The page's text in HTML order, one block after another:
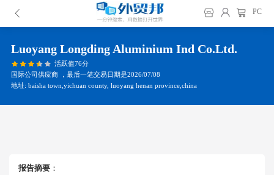
PC
Luoyang Longding Aluminium Ind Co.ltd.
活跃值76分
国际公司供应商 ，最后一笔交易日期是2026/07/08
地址: baisha town,yichuan county, luoyang henan province,china
报告摘要 ：